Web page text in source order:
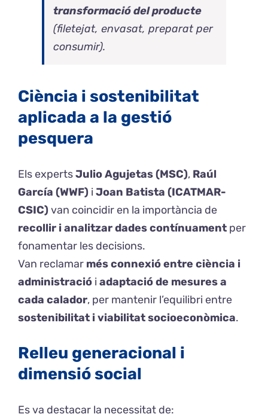
transformació del producte
(filetejat, envasat, preparat per
consumir).
Ciència i sostenibilitat
aplicada a la gestió
pesquera
Els expertsJulio Agujetas (MSC), Raúl
García (WWF) i Joan Batista (ICATMAR-
CSIC)van coincidir en la importància de
recollir i analitzar dades contínuament per
fonamentar les decisions.
Van reclamar més connexió entre ciència i
administració i adaptació de mesures a
cada calador, per mantenir l’equilibri entre
sostenibilitat i viabilitat socioeconòmica.
Relleu generacional i
dimensió social
Es va destacar la necessitat de: